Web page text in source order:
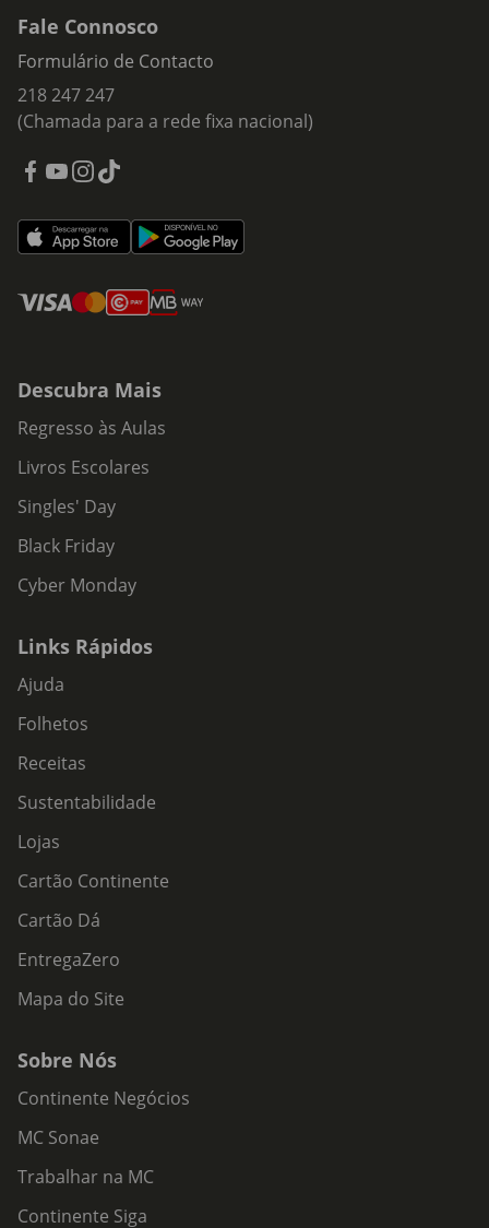
Fale Connosco
Formulário de Contacto
218 247 247
(Chamada para a rede fixa nacional)
Descubra Mais
Regresso às Aulas
Livros Escolares
Singles' Day
Black Friday
Cyber Monday
Links Rápidos
Ajuda
Folhetos
Receitas
Sustentabilidade
Lojas
Cartão Continente
Cartão Dá
EntregaZero
Mapa do Site
Sobre Nós
Continente Negócios
MC Sonae
Trabalhar na MC
Continente Siga